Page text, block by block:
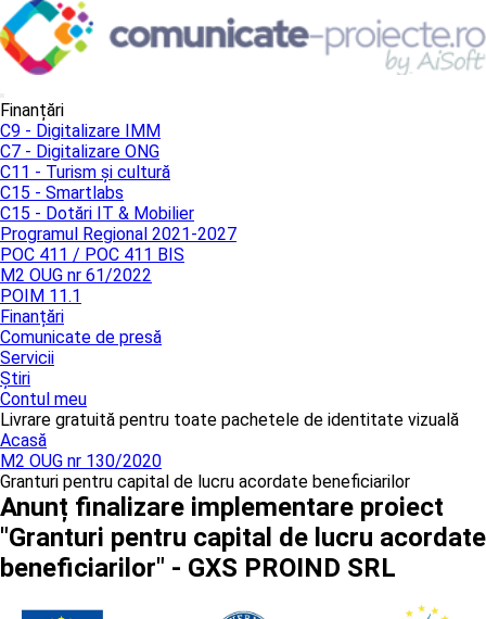
Finanțări
C9 - Digitalizare IMM
C7 - Digitalizare ONG
C11 - Turism și cultură
C15 - Smartlabs
C15 - Dotări IT & Mobilier
Programul Regional 2021-2027
POC 411 / POC 411 BIS
M2 OUG nr 61/2022
POIM 11.1
Finanțări
Comunicate de presă
Servicii
Știri
Contul meu
Livrare gratuită pentru toate pachetele de identitate vizuală
Acasă
M2 OUG nr 130/2020
Granturi pentru capital de lucru acordate beneficiarilor
Anunț finalizare implementare proiect
"Granturi pentru capital de lucru acordate
beneficiarilor" - GXS PROIND SRL